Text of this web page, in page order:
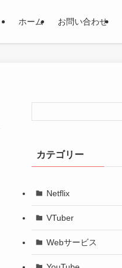
ホーム お問い合わせ
カテゴリー
Netflix
VTuber
Webサービス